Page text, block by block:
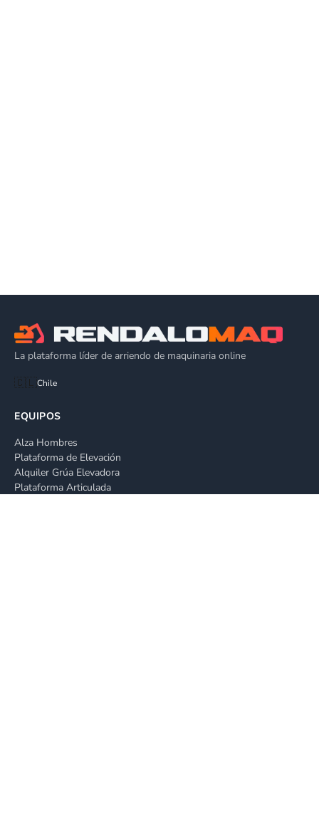
La plataforma líder de arriendo de maquinaria online
🇨🇱Chile
EQUIPOS
Alza Hombres
Plataforma de Elevación
Alquiler Grúa Elevadora
Plataforma Articulada